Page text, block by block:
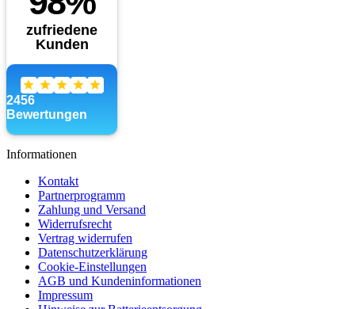
Informationen
Kontakt
Partnerprogramm
Zahlung und Versand
Widerrufsrecht
Vertrag widerrufen
Datenschutzerklärung
Cookie-Einstellungen
AGB und Kundeninformationen
Impressum